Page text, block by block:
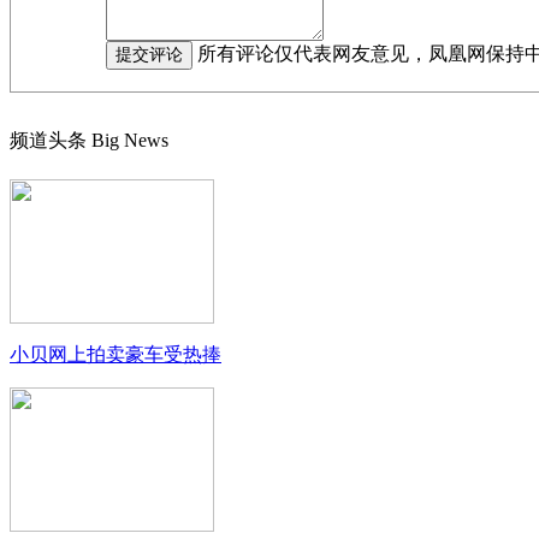
所有评论仅代表网友意见，凤凰网保持
频道头条 Big News
小贝网上拍卖豪车受热捧